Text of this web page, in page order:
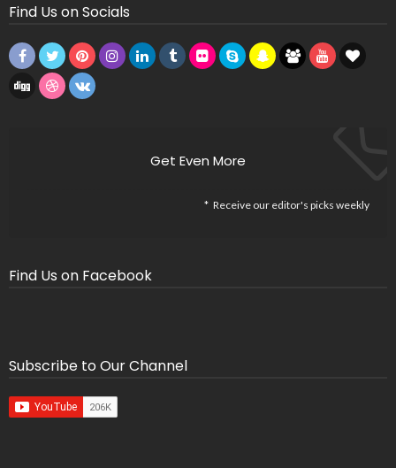
Find Us on Socials
Get Even More
Receive our editor's picks weekly
Find Us on Facebook
Subscribe to Our Channel